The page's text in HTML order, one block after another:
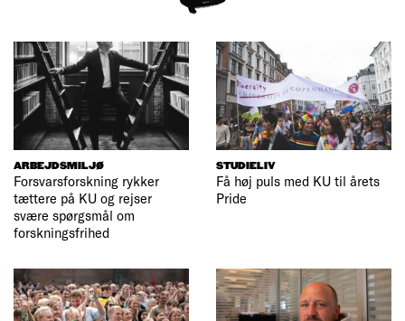
ARBEJDSMILJØ
Forsvarsforskning rykker
tættere på KU og rejser
svære spørgsmål om
forskningsfrihed
STUDIELIV
Få høj puls med KU til årets
Pride